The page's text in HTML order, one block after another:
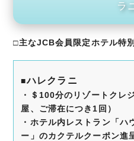
ラ
□主なJCB会員限定ホテル特
■ハレクラニ
・＄100分のリゾートクレ
屋、ご滞在につき1回）
・ホテル内レストラン「ハ
ー」のカクテルクーポン進